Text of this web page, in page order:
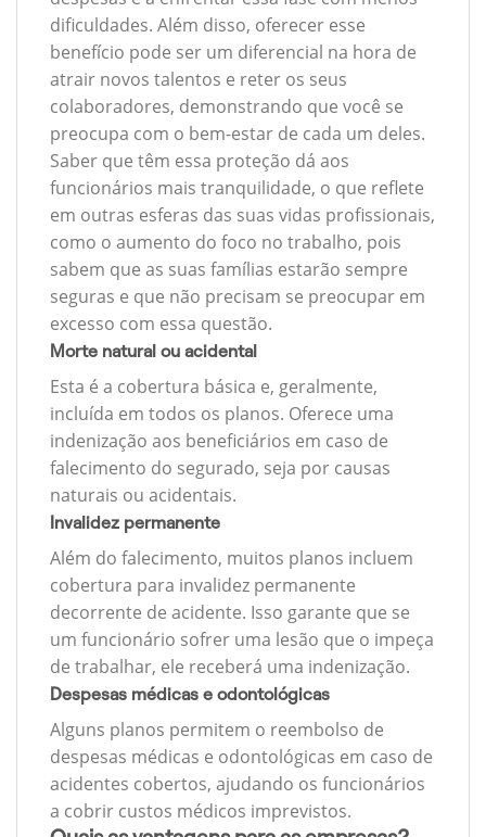
dificuldades. Além disso, oferecer esse
benefício pode ser um diferencial na hora de
atrair novos talentos e reter os seus
colaboradores, demonstrando que você se
preocupa com o bem-estar de cada um deles.
Saber que têm essa proteção dá aos
funcionários mais tranquilidade, o que reflete
em outras esferas das suas vidas profissionais,
como o aumento do foco no trabalho, pois
sabem que as suas famílias estarão sempre
seguras e que não precisam se preocupar em
excesso com essa questão.
Morte natural ou acidental
Esta é a cobertura básica e, geralmente,
incluída em todos os planos. Oferece uma
indenização aos beneficiários em caso de
falecimento do segurado, seja por causas
naturais ou acidentais.
Invalidez permanente
Além do falecimento, muitos planos incluem
cobertura para invalidez permanente
decorrente de acidente. Isso garante que se
um funcionário sofrer uma lesão que o impeça
de trabalhar, ele receberá uma indenização.
Despesas médicas e odontológicas
Alguns planos permitem o reembolso de
despesas médicas e odontológicas em caso de
acidentes cobertos, ajudando os funcionários
a cobrir custos médicos imprevistos.